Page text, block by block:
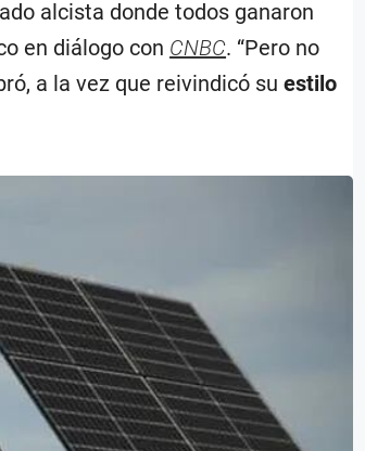
alcista donde todos ganaron
en diálogo con CNBC. “Pero no
a la vez que reivindicó suestilo